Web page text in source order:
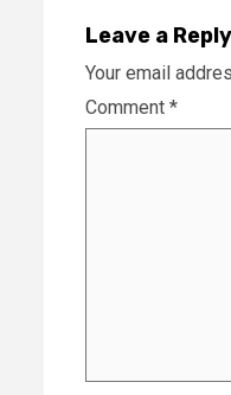
Leave a Reply
Your email
Comment *